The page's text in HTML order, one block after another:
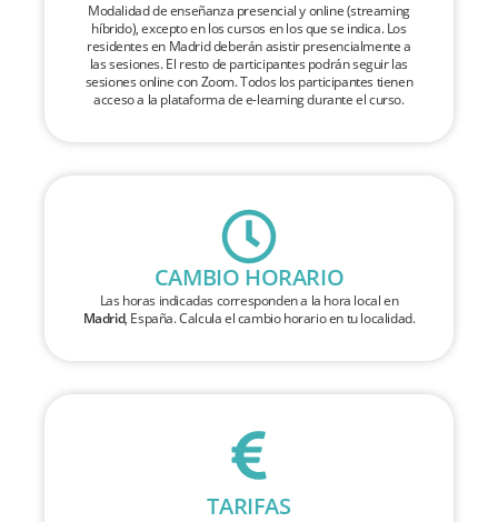
Modalidad de enseñanza presencial y online (streaming
híbrido), excepto en los cursos en los que se indica. Los
residentes en Madrid deberán asistir presencialmente a
las sesiones. El resto de participantes podrán seguir las
sesiones online con Zoom. Todos los participantes tienen
acceso a la plataforma de e-learning durante el curso.
CAMBIO HORARIO
Las horas indicadas corresponden a la hora local en
Madrid, España. Calcula el cambio horario en tu localidad.
TARIFAS